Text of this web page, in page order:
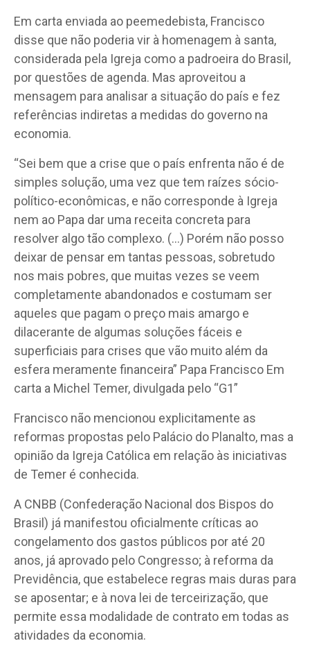
Em carta enviada ao peemedebista, Francisco
disse que não poderia vir à homenagem à santa,
considerada pela Igreja como a padroeira do Brasil,
por questões de agenda. Mas aproveitou a
mensagem para analisar a situação do país e fez
referências indiretas a medidas do governo na
economia.
“Sei bem que a crise que o país enfrenta não é de
simples solução, uma vez que tem raízes sócio-
político-econômicas, e não corresponde à Igreja
nem ao Papa dar uma receita concreta para
resolver algo tão complexo. (…) Porém não posso
deixar de pensar em tantas pessoas, sobretudo
nos mais pobres, que muitas vezes se veem
completamente abandonados e costumam ser
aqueles que pagam o preço mais amargo e
dilacerante de algumas soluções fáceis e
superficiais para crises que vão muito além da
esfera meramente financeira” Papa Francisco Em
carta a Michel Temer, divulgada pelo “G1”
Francisco não mencionou explicitamente as
reformas propostas pelo Palácio do Planalto, mas a
opinião da Igreja Católica em relação às iniciativas
de Temer é conhecida.
A CNBB (Confederação Nacional dos Bispos do
Brasil) já manifestou oficialmente críticas ao
congelamento dos gastos públicos por até 20
anos, já aprovado pelo Congresso; à reforma da
Previdência, que estabelece regras mais duras para
se aposentar; e à nova lei de terceirização, que
permite essa modalidade de contrato em todas as
atividades da economia.